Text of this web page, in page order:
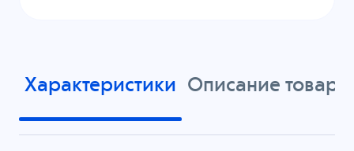
Характеристики Описание товара